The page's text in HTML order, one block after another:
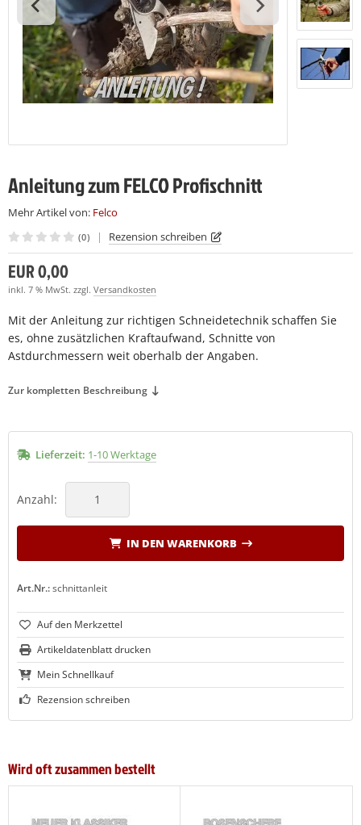
Anleitung zum FELCO Profischnitt
Mehr Artikel von: Felco
(0) | Rezension schreiben
EUR 0,00
inkl. 7 % MwSt. zzgl. Versandkosten
Mit der Anleitung zur richtigen Schneidetechnik schaffen Sie
es, ohne zusätzlichen Kraftaufwand, Schnitte von
Astdurchmessern weit oberhalb der Angaben.
Zur kompletten Beschreibung
Lieferzeit: 1-10 Werktage
Anzahl:
IN DEN WARENKORB
Art.Nr.:schnittanleit
Artikeldatenblatt drucken
Mein Schnellkauf
Rezension schreiben
Wird oft zusammen bestellt
Nr. 7 (28)
Nr. 8 (27)
Nr. 9 (26)
Nr. 11
Nr. 12 (28)
Nr. 13 (27)
Nr. 14 (22)
Nr. 15 (23)
Nr. 16 (22)
Nr. 17 (23)
Nr. 30 (19)
Nr. 31 (20)
Nr. 32
Nr. 50
Nr. 51
Nr. 160S (10)
300-310 (1)
230 (7)
231 (7)
C16 (7)
C16E (7)
C108 (15)